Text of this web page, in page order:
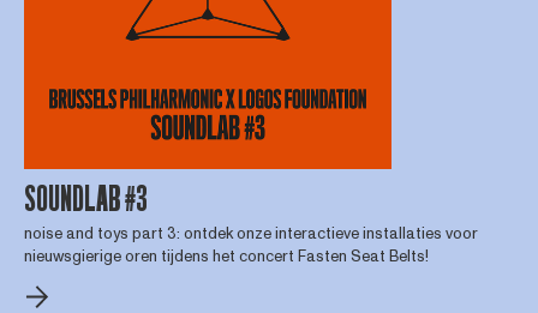
SOUNDLAB #3
noise and toys part 3: ontdek onze interactieve installaties voor
nieuwsgierige oren tijdens het concert Fasten Seat Belts!